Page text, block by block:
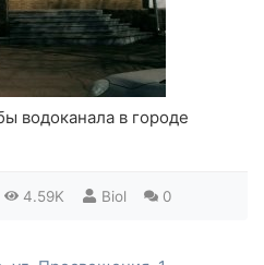
водоканала в городе
4.59K Biol 0